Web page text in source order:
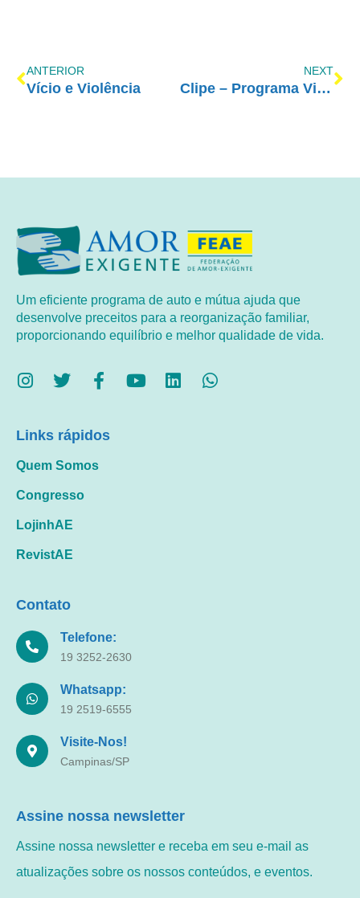
ANTERIOR
Vício e Violência
NEXT
Clipe – Programa Vida Melhor no Jalapão
Um eficiente programa de auto e mútua ajuda que
desenvolve preceitos para a reorganização familiar,
proporcionando equilíbrio e melhor qualidade de vida.
Links rápidos
Quem Somos
Congresso
LojinhAE
RevistAE
Contato
Telefone:
19 3252-2630
Whatsapp:
19 2519-6555
Visite-Nos!
Campinas/SP
Assine nossa newsletter
Assine nossa newsletter e receba em seu e-mail as
atualizações sobre os nossos conteúdos, e eventos.